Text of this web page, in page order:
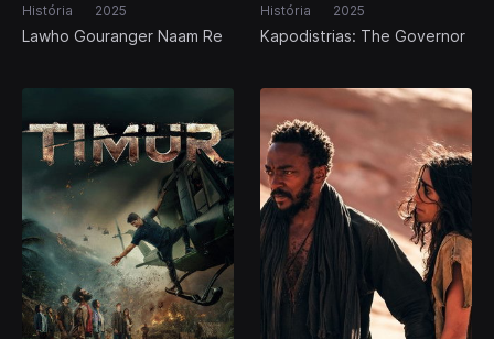
História 2025
Lawho Gouranger Naam Re
História 2025
Kapodistrias: The Governor